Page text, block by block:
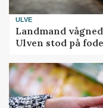
ULVE
Landmand
Ulven stod på